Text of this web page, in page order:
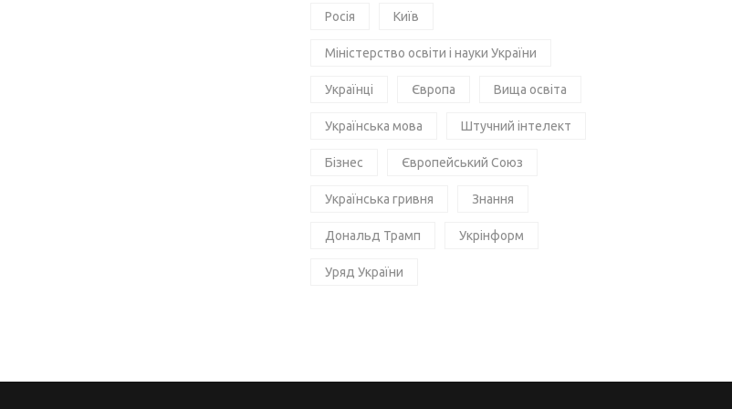
Росія Київ
Міністерство освіти і науки України
Українці Європа Вища освіта
Українська мова Штучний інтелект
Бізнес Європейський Союз
Українська гривня Знання
Дональд Трамп Укрінформ
Уряд України